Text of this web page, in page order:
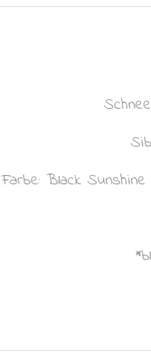
Farbe: Black